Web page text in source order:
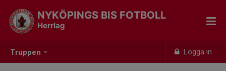
Truppen Logga in
NYKÖPINGS BIS FOTBOLL
Herrlag